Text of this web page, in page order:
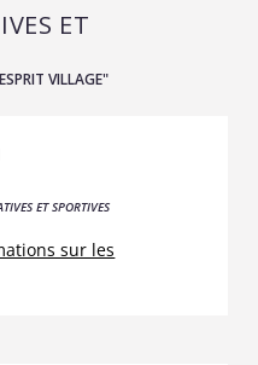
ET
VILLAGE"
ET SPORTIVES
sur les